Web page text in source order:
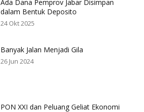
Ada Dana Pemprov Jabar Disimpan
dalam Bentuk Deposito
24 Okt 2025
Banyak Jalan Menjadi Gila
26 Jun 2024
PON XXI dan Peluang Geliat Ekonomi